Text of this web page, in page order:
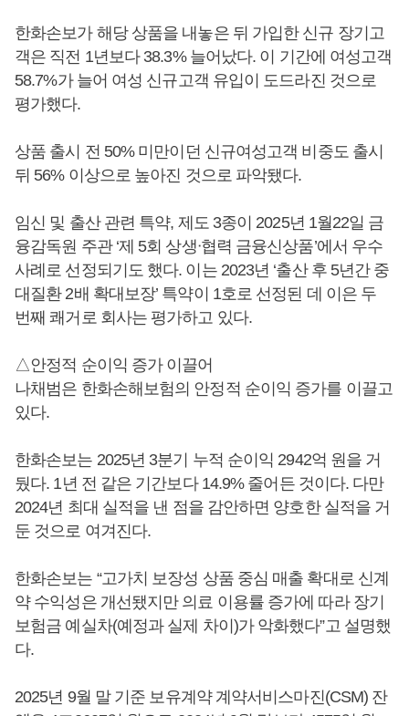
한화손보가 해당 상품을 내놓은 뒤 가입한 신규 장기고
객은 직전 1년보다 38.3% 늘어났다. 이 기간에 여성고객
58.7%가 늘어 여성 신규고객 유입이 도드라진 것으로
평가했다.
상품 출시 전 50% 미만이던 신규여성고객 비중도 출시
뒤 56% 이상으로 높아진 것으로 파악됐다.
임신 및 출산 관련 특약, 제도 3종이 2025년 1월22일 금
융감독원 주관 ‘제 5회 상생ᐧ협력 금융신상품’에서 우수
사례로 선정되기도 했다. 이는 2023년 ‘출산 후 5년간 중
대질환 2배 확대보장’ 특약이 1호로 선정된 데 이은 두
번째 쾌거로 회사는 평가하고 있다.
△안정적 순이익 증가 이끌어
나채범은 한화손해보험의 안정적 순이익 증가를 이끌고
있다.
한화손보는 2025년 3분기 누적 순이익 2942억 원을 거
뒀다. 1년 전 같은 기간보다 14.9% 줄어든 것이다. 다만
2024년 최대 실적을 낸 점을 감안하면 양호한 실적을 거
둔 것으로 여겨진다.
한화손보는 “고가치 보장성 상품 중심 매출 확대로 신계
약 수익성은 개선됐지만 의료 이용률 증가에 따라 장기
보험금 예실차(예정과 실제 차이)가 악화했다”고 설명했
다.
2025년 9월 말 기준 보유계약 계약서비스마진(CSM) 잔